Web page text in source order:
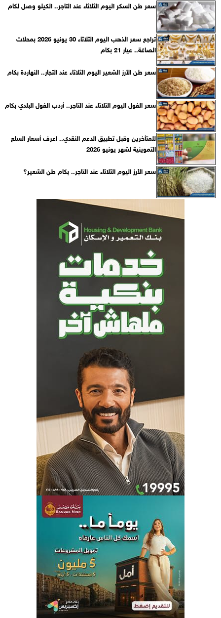
سعر طن السكر اليوم الثلاثاء عند التاجر.. الكيلو وصل لكام
تراجع سعر الذهب اليوم الثلاثاء 30 يونيو 2026 بمحلات
الصاغة.. عيار 21 بكام
سعر طن الأرز الشعير اليوم الثلاثاء عند التجار.. النهاردة بكام
سعر الفول اليوم الثلاثاء عند التاجر.. أردب الفول البلدي بكام
للمتأخرين وقبل تطبيق الدعم النقدي.. اعرف أسعار السلع
التموينية لشهر يونيو 2026
سعر الأرز اليوم الثلاثاء عند التاجر.. بكام طن الشعير؟